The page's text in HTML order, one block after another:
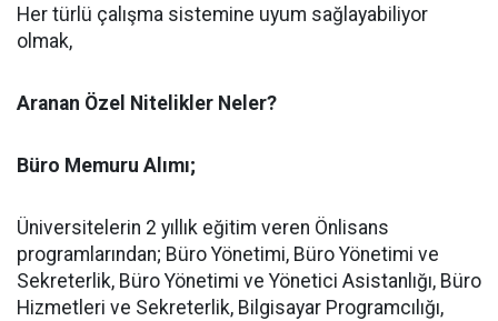
Her türlü çalışma sistemine uyum sağlayabiliyor
olmak,
Aranan Özel Nitelikler Neler?
Büro Memuru Alımı;
Üniversitelerin 2 yıllık eğitim veren Önlisans
programlarından; Büro Yönetimi, Büro Yönetimi ve
Sekreterlik, Büro Yönetimi ve Yönetici Asistanlığı, Büro
Hizmetleri ve Sekreterlik, Bilgisayar Programcılığı,